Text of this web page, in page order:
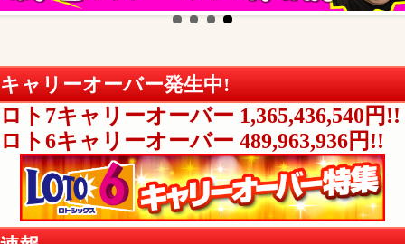
キャリーオーバー発生中!
ロト7キャリーオーバー 1,365,436,540
ロト6キャリーオーバー 489,963,936円